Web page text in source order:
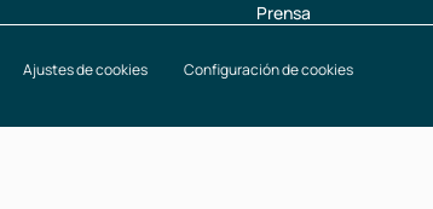
Prensa
Ajustes de cookies Configuración de cookies